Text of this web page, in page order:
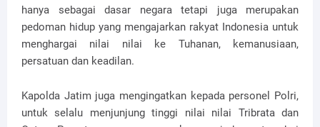
hanya sebagai dasar negara tetapi juga merupakan
pedoman hidup yang mengajarkan rakyat Indonesia untuk
menghargai nilai nilai ke Tuhanan, kemanusiaan,
persatuan dan keadilan.
Kapolda Jatim juga mengingatkan kepada personel Polri,
untuk selalu menjunjung tinggi nilai nilai Tribrata dan